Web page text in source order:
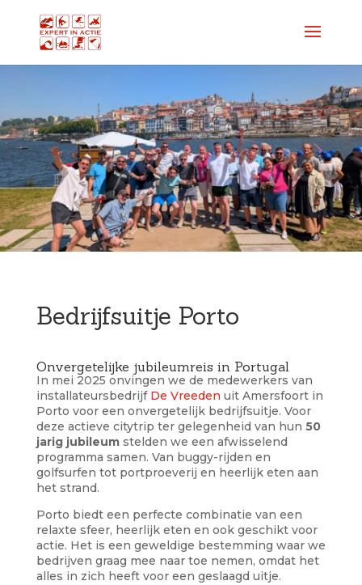
Bedrijfsuitje Porto
Onvergetelijke jubileumreis in Portugal
In mei 2025 onvingen we de medewerkers van
installateursbedrijfDe Vreeden uit Amersfoort in
Porto voor een onvergetelijk bedrijfsuitje. Voor
deze actieve citytrip ter gelegenheid van hun 50
jarig jubileumstelden we een afwisselend
programma samen. Van buggy-rijden en
golfsurfen tot portproeverij en heerlijk eten aan
het strand.
Porto biedt een perfecte combinatie van een
relaxte sfeer, heerlijk eten en ook geschikt voor
actie. Het is een geweldige bestemming waar we
bedrijven graag mee naar toe nemen, omdat het
alles in zich heeft voor een geslaagd uitje.